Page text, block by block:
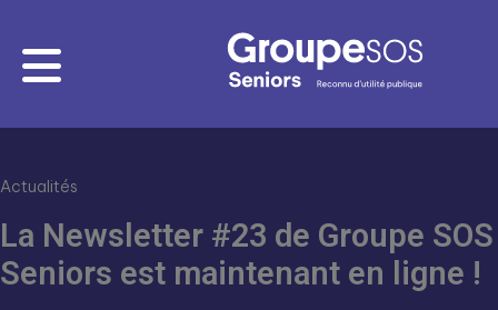
Actualités
La Newsletter #23 de Groupe SOS
Seniors est maintenant en ligne !